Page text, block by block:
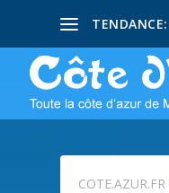
TENDANCE:
COTE.AZUR.FR